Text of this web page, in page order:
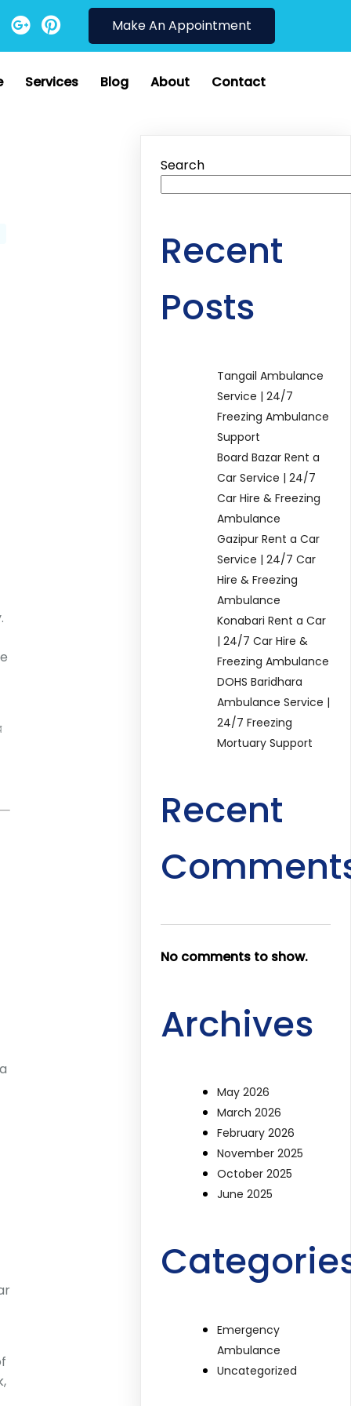
Make An Appointment
Services Blog About Contact
Search
Recent
Posts
Tangail Ambulance
Service | 24/7
Freezing Ambulance
Support
Board Bazar Rent a
Car Service | 24/7
Car Hire & Freezing
Ambulance
Gazipur Rent a Car
Service | 24/7 Car
Hire & Freezing
Ambulance
Konabari Rent a Car
| 24/7 Car Hire &
Freezing Ambulance
DOHS Baridhara
Ambulance Service |
24/7 Freezing
Mortuary Support
Recent
No comments to show.
Archives
May 2026
March 2026
February 2026
November 2025
October 2025
June 2025
Emergency
Ambulance
Uncategorized